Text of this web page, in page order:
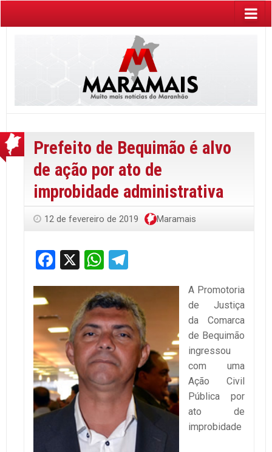
Prefeito de Bequimão é alvo
de ação por ato de
improbidade administrativa
12 de fevereiro de 2019 Maramais
Facebook
X WhatsApp
A Promotoria
de Justiça
da Comarca
de Bequimão
ingressou
com uma
Ação Civil
Pública por
ato de
improbidade